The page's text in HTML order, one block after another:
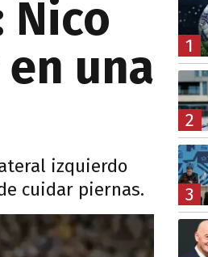
Nico
una
izquierdo
cuidar piernas.
1
2
3